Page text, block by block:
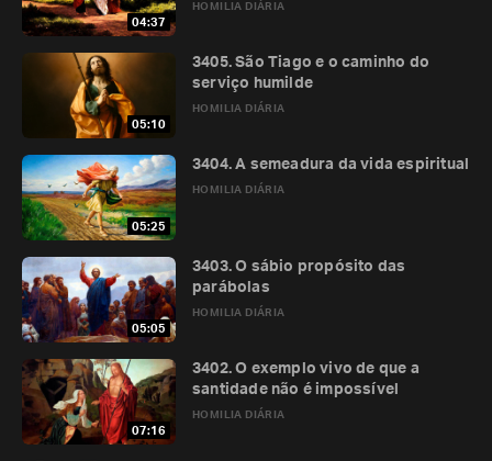
04:37
HOMILIA DIÁRIA
05:10
HOMILIA DIÁRIA
3405. São Tiago e o caminho do
serviço humilde
05:25
HOMILIA DIÁRIA
3404. A semeadura da vida espiritual
05:05
HOMILIA DIÁRIA
3403. O sábio propósito das
parábolas
07:16
HOMILIA DIÁRIA
3402. O exemplo vivo de que a
santidade não é impossível